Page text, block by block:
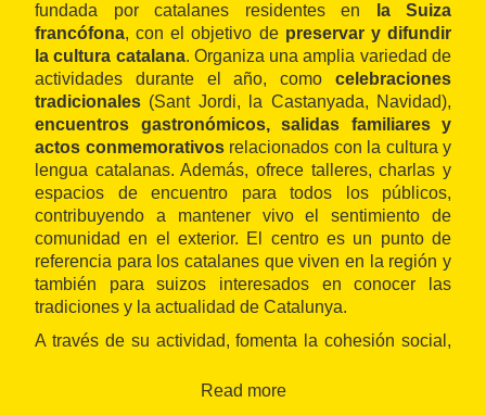
fundada por catalanes residentes en
la Suiza
francófona, con el objetivo de preservar y difundir
la cultura catalana. Organiza una amplia variedad de
actividades durante el año, como celebraciones
tradicionales (Sant Jordi, la Castanyada, Navidad),
encuentros gastronómicos, salidas familiares y
actos conmemorativosrelacionados con la cultura y
lengua catalanas. Además, ofrece talleres, charlas y
espacios de encuentro para todos los públicos,
contribuyendo a mantener vivo el sentimiento de
comunidad en el exterior. El centro es un punto de
referencia para los catalanes que viven en la región y
también para suizos interesados en conocer las
tradiciones y la actualidad de Catalunya.
A través de su actividad, fomenta la cohesión social,
diversidad, manteniendo un fuerte compromiso con la
Read more